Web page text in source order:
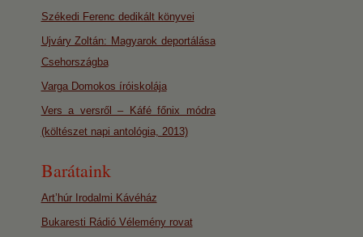
Székedi Ferenc dedikált könyvei
Ujváry Zoltán: Magyarok deportálása
Csehországba
Varga Domokos íróiskolája
Vers a versről – Káfé főnix módra
(költészet napi antológia, 2013)
Barátaink
Art’húr Irodalmi Kávéház
Bukaresti Rádió Vélemény rovat